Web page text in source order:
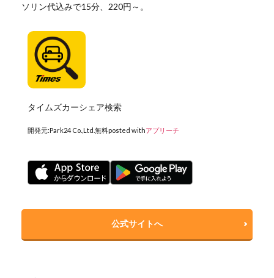
ソリン代込みで15分、220円～。
タイムズカーシェア検索
開発元:Park24 Co.,Ltd. 無料posted withアプリーチ
公式サイトへ